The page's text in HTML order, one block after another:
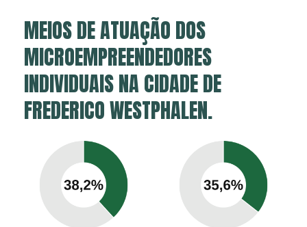
MEIOS DE ATUAÇÃO DOS
MICROEMPREENDEDORES
INDIVIDUAIS NA CIDADE DE
FREDERICO WESTPHALEN.